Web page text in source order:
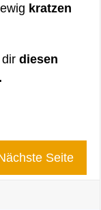
ewig kratzen
dirdiesen
Seite